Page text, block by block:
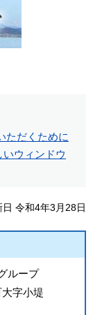
ただくために
ウィンドウ
日 令和4年3月28日
ループ
字小堤